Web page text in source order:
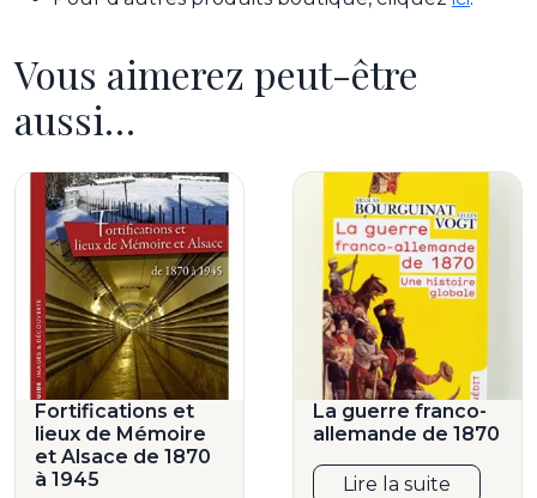
Vous aimerez peut-être
aussi…
Fortifications et
lieux de Mémoire
et Alsace de 1870
à 1945
La guerre franco-
allemande de 1870
Lire la suite